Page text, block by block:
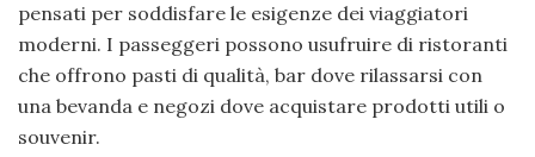
pensati per soddisfare le esigenze dei viaggiatori
moderni. I passeggeri possono usufruire di ristoranti
che offrono pasti di qualità, bar dove rilassarsi con
una bevanda e negozi dove acquistare prodotti utili o
souvenir.